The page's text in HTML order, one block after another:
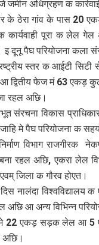
जमीन अधिग्रहण क
के ठेरा गांव के पास 20
कार्यवाही पूरा क लेल गेल
दूनू पैघ परियोजना कला
स्तर क आईटी
द्वितीय फेज मं 63 एकड़
रहल अछि।
संरचना विकास
मे पैघ परियोजना क
विभाग राजगीरक
रहल अछि, एकरा लेल
जिला क गौरव होएत।
नालंदा विश्वविद्यालय
अछि आ अन्य विभिन्न
मे 22 एकड़ सड़क लेल आ 5